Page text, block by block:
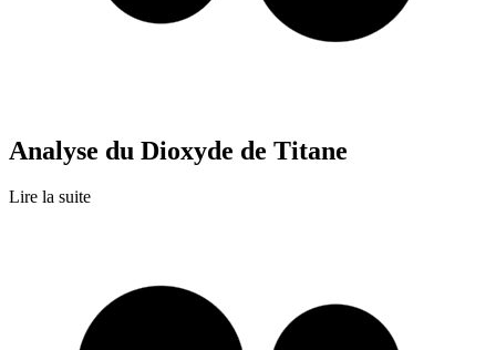
Analyse du Dioxyde de Titane
Lire la suite